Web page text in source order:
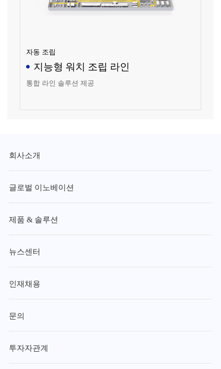
자동 조립
지능형 워치 조립 라인
통합 라인 솔루션 제공
회사소개
글로벌 이노베이션
제품 & 솔루션
뉴스센터
인재채용
문의
투자자관계